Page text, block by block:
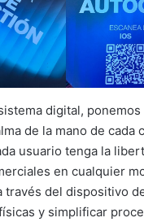
digital,
de la mano de cada
usuario tenga la
en cualquier
través del dispositivo
y simplificar